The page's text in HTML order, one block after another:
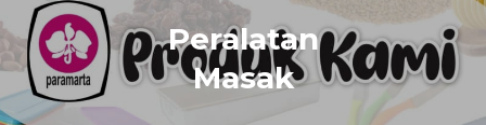
PARAMARTA Loyalty Point
Lembaga Kursus Paramarta
Peralatan
Masak